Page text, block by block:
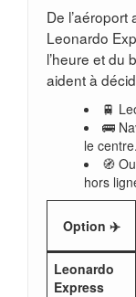
De
Leonardo
l’heure et du
aident à
🚆
🚌
le centre.
🧭
hors
Option ✈️
Leonardo
Express